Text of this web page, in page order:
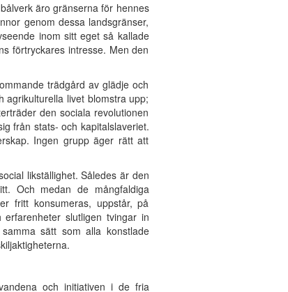
äro gränserna för hennes
genom dessa landsgränser,
inom sitt eget så kallade
förtryckares intresse. Men den
trädgård av glädje och
agrikulturella livet blomstra upp;
den sociala revolutionen
från stats- och kapitalslaveriet.
Ingen grupp äger rätt att
likställighet. Således är den
Och medan de mångfaldiga
fritt konsumeras, uppstår, på
slutligen tvingar in
sätt som alla konstlade
och initiativen i de fria